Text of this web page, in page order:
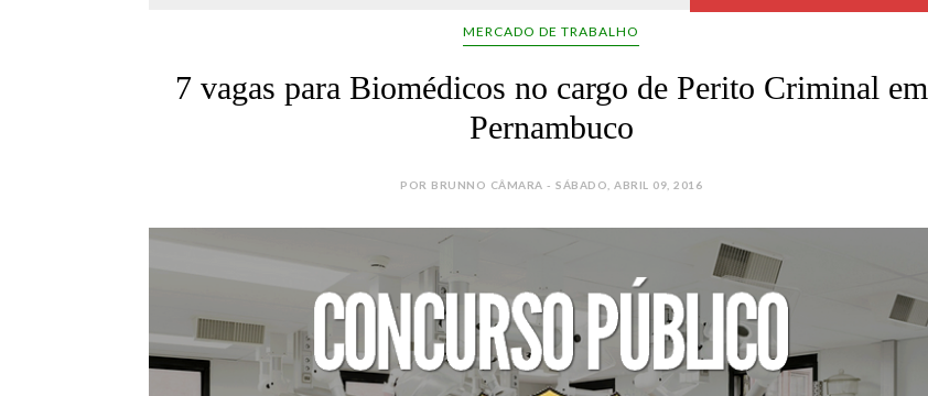
MERCADO DE TRABALHO
7 vagas para Biomédicos no cargo de Perito Criminal em
Pernambuco
POR BRUNNO CÂMARA - SÁBADO, ABRIL 09, 2016